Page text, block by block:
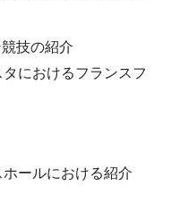
の紹介
におけるフランスフ
ールにおける紹介